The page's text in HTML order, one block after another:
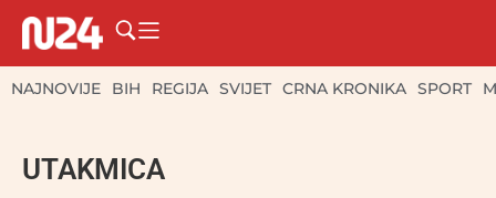
NAJNOVIJE BIH REGIJA SVIJET CRNA KRONIKA SPORT
UTAKMICA